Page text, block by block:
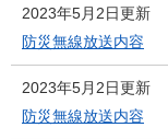
2023年5月2日更新
防災無線放送内容
2023年5月2日更新
防災無線放送内容